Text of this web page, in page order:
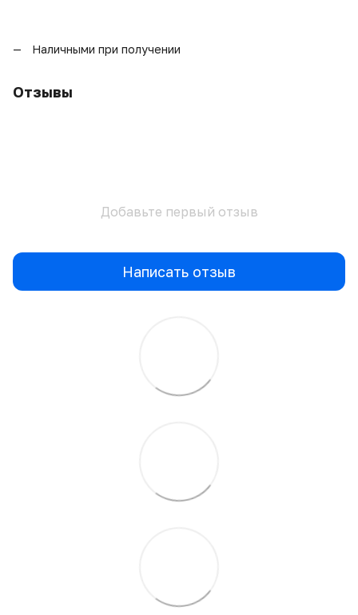
Наличными при получении
Отзывы
Добавьте первый отзыв
Написать отзыв